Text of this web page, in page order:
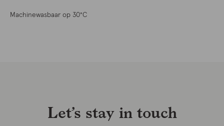
Machinewasbaar op 30°C
Let’s stay in touch